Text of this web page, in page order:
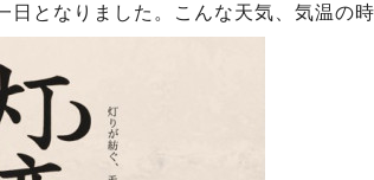
日となりました。こんな天気、気温の